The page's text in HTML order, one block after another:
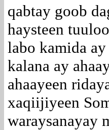
qabtay goob
haysteen
labo kamida
kalana ay
ahaayeen
xaqiijiyeen
waraysanayay